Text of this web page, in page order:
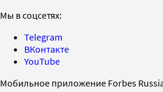
Мы в соцсетях:
Telegram
ВКонтакте
YouTube
Мобильное приложение Forbes